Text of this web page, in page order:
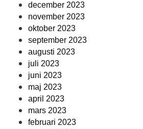
december 2023
november 2023
oktober 2023
september 2023
augusti 2023
juli 2023
juni 2023
maj 2023
april 2023
mars 2023
februari 2023